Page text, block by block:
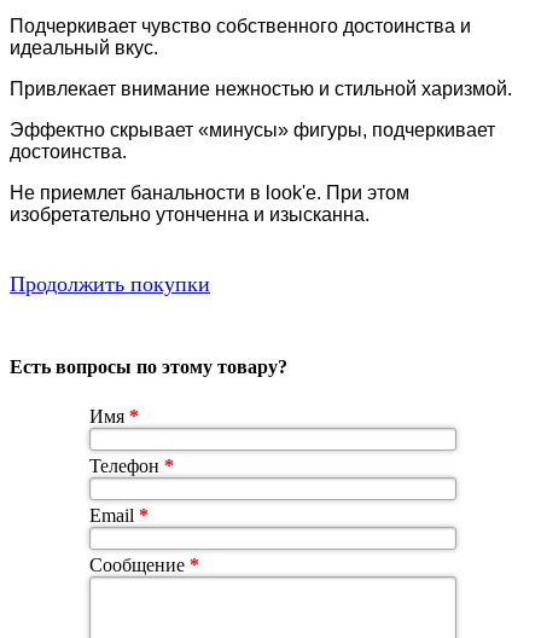
Подчеркивает чувство собственного достоинства и
идеальный вкус.
Привлекает внимание нежностью и стильной харизмой.
Эффектно скрывает «минусы» фигуры, подчеркивает
достоинства.
Не приемлет банальности в look'е. При этом
изобретательно утонченна и изысканна.
Продолжить покупки
Есть вопросы по этому товару?
Имя *
Телефон *
Email *
Сообщение *